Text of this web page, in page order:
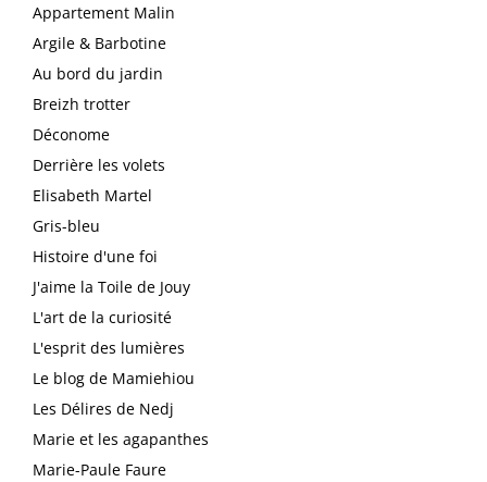
Appartement Malin
Argile & Barbotine
Au bord du jardin
Breizh trotter
Déconome
Derrière les volets
Elisabeth Martel
Gris-bleu
Histoire d'une foi
J'aime la Toile de Jouy
L'art de la curiosité
L'esprit des lumières
Le blog de Mamiehiou
Les Délires de Nedj
Marie et les agapanthes
Marie-Paule Faure